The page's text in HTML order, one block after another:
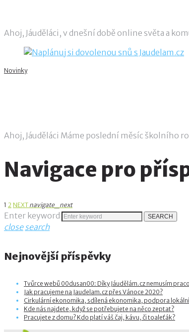
Ahoj, Jáuděláci, v dnešní době online světa a
Novinky
Ahoj, Jáuděláci Máme poslední měsíc školního
Navigace pro
1 2 NEXT navigate_next
Enter keyword SEARCH
close search
Nejnovější příspěvky
Tvůrce webů 00dusan00: Díky Jáudělám.cz nemusím
Jak pracujeme na Jaudelam.cz přes Vánoce 2020?
Cirkulární ekonomika, sdílená ekonomika, podpora
Kde nás najdete, když se potřebujete na něco zeptat?
Pracujete z domu? Kdo platí váš čaj, kávu, či toaleťák?